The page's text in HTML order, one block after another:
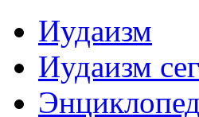
Иудаизм
Иудаизм